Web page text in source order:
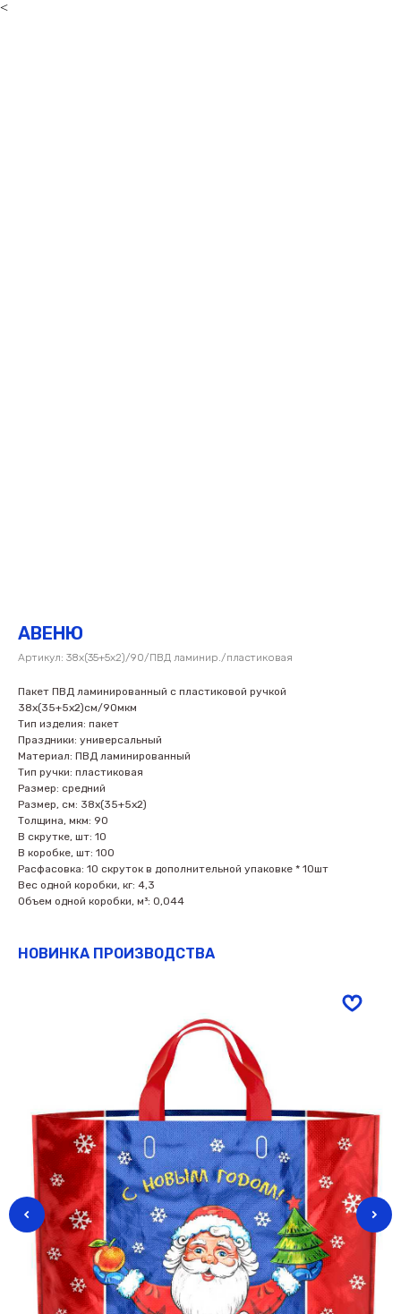
<
АВЕНЮ
Артикул: 38х(35+5х2)/90/ПВД ламинир./пластиковая
Пакет ПВД ламинированный с пластиковой ручкой
38х(35+5х2)см/90мкм
Тип изделия: пакет
Праздники: универсальный
Материал: ПВД ламинированный
Тип ручки: пластиковая
Размер: средний
Размер, см: 38х(35+5х2)
Толщина, мкм: 90
В скрутке, шт: 10
В коробке, шт: 100
Расфасовка: 10 скруток в дополнительной упаковке * 10шт
Вес одной коробки, кг: 4,3
Объем одной коробки, м³: 0,044
НОВИНКА ПРОИЗВОДСТВА